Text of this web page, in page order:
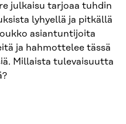
julkaisu tarjoaa tuhdin
lyhyellä ja pitkällä
asiantuntijoita
ja hahmottelee tässä
Millaista tulevaisuutta